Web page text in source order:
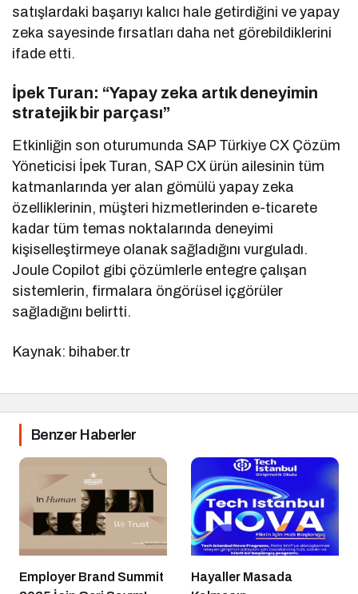
satışlardaki başarıyı kalıcı hale getirdiğini ve yapay
zeka sayesinde fırsatları daha net görebildiklerini
ifade etti.
İpek Turan: “Yapay zeka artık deneyimin
stratejik bir parçası”
Etkinliğin son oturumunda SAP Türkiye CX Çözüm
Yöneticisi İpek Turan, SAP CX ürün ailesinin tüm
katmanlarında yer alan gömülü yapay zeka
özelliklerinin, müşteri hizmetlerinden e-ticarete
kadar tüm temas noktalarında deneyimi
kişiselleştirmeye olanak sağladığını vurguladı.
Joule Copilot gibi çözümlerle entegre çalışan
sistemlerin, firmalara öngörüsel içgörüler
sağladığını belirtti.
Kaynak: bihaber.tr
Benzer Haberler
Employer Brand Summit
Hayaller Masada